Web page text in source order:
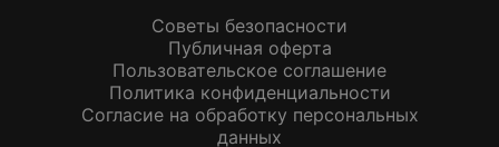
Советы безопасности
Публичная оферта
Пользовательское соглашение
Политика конфиденциальности
Согласие на обработку персональных
данных